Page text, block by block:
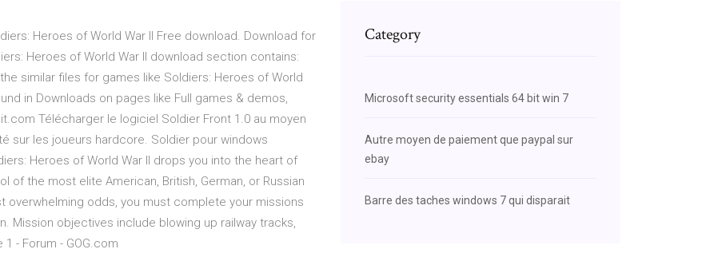
Heroes of World War II Free download. Download for
Heroes of World War II download section contains:
similar files for games like Soldiers: Heroes of World
in Downloads on pages like Full games & demos,
Télécharger le logiciel Soldier Front 1.0 au moyen
sur les joueurs hardcore. Soldier pour windows
Heroes of World War II drops you into the heart of
of the most elite American, British, German, or Russian
odds, you must complete your missions
Mission objectives include blowing up railway tracks,
- Forum - GOG.com
Category
Microsoft security essentials 64 bit win 7
Autre moyen de paiement que paypal sur
ebay
Barre des taches windows 7 qui disparait